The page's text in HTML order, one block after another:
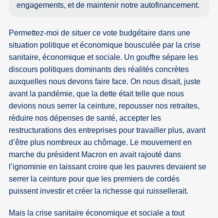
engagements, et de maintenir notre autofinancement.
Permettez-moi de situer ce vote budgétaire dans une
situation politique et économique bousculée par la crise
sanitaire, économique et sociale. Un gouffre sépare les
discours politiques dominants des réalités concrètes
auxquelles nous devons faire face. On nous disait, juste
avant la pandémie, que la dette était telle que nous
devions nous serrer la ceinture, repousser nos retraites,
réduire nos dépenses de santé, accepter les
restructurations des entreprises pour travailler plus, avant
d’être plus nombreux au chômage. Le mouvement en
marche du président Macron en avait rajouté dans
l’ignominie en laissant croire que les pauvres devaient se
serrer la ceinture pour que les premiers de cordés
puissent investir et créer la richesse qui ruissellerait.
Mais la crise sanitaire économique et sociale a tout